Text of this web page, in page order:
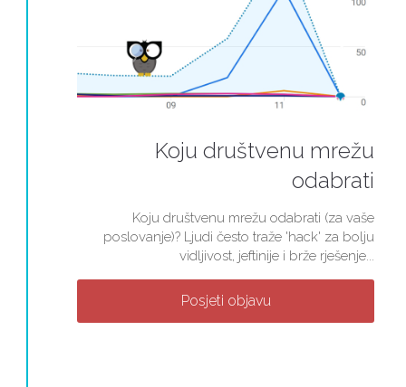
Koju društvenu mrežu
odabrati
Koju društvenu mrežu odabrati (za vaše
poslovanje)? Ljudi često traže 'hack' za bolju
vidljivost, jeftinije i brže rješenje...
Posjeti objavu